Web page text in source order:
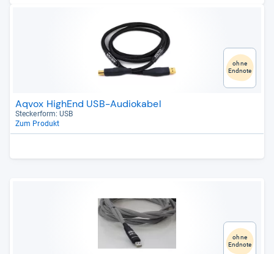
ohne
Endnote
Aqvox HighEnd USB-Audiokabel
Stecker­form: USB
Zum Produkt
ohne
Endnote